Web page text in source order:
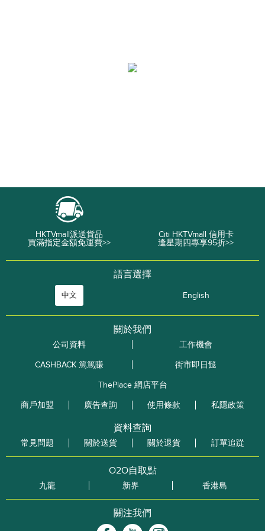
HKTVmall派送貨品
買滿指定金額免運費>>
Citi HKTVmall 信用卡
逢星期四專享95折>>
語言選擇
中文 English
關於我們
公司資料
工作機會
CASHBACK 篤篤賺
街市即日餸
ThePlace 網店平台
商戶加盟
廣告查詢 使用條款 私隱政策
資料查詢
常見問題 關於送貨 關於退貨 訂單追踨
O2O自取點
九龍 新界 香港島
關注我們